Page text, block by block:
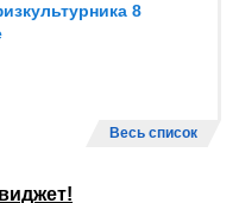
8
Весь список